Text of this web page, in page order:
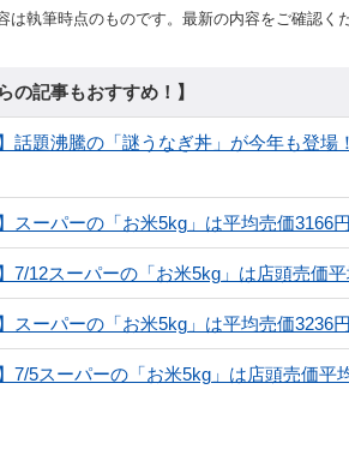
は執筆時点のものです。最新の内容をご確認くだ
の記事もおすすめ！】
】話題沸騰の「謎うなぎ丼」が今年も登
スーパーの「お米5kg」は平均売価3166
】7/12スーパーの「お米5kg」は店頭売価
スーパーの「お米5kg」は平均売価3236
】7/5スーパーの「お米5kg」は店頭売価平